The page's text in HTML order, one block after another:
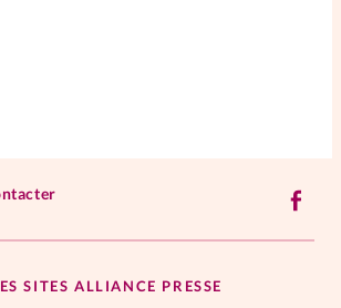
SITES ALLIANCE PRESSE